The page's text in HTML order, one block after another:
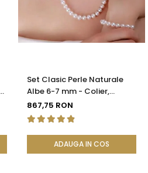
Set Clasic Perle Naturale
Albe 6-7 mm - Colier,
Brățară și Cercei, Argint 925
| KASKADDA®
867,75 RON
ADAUGA IN COS